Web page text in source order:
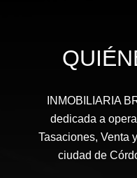
INMOBILIARIA
dedicada a
Tasaciones, Venta
ciudad de